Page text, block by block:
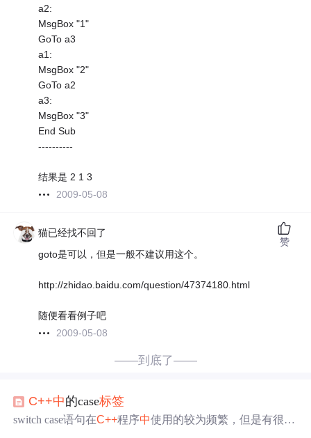
a2:
MsgBox "1"
GoTo a3
a1:
MsgBox "2"
GoTo a2
a3:
MsgBox "3"
End Sub
----------
结果是 2 1 3
2009-05-08
猫已经找不回了
goto是可以，但是一般不建议用这个。
http://zhidao.baidu.com/question/47374180.html
随便看看例子吧
2009-05-08
赞
——到底了——
C++中的case标签
switch case语句在C++程序中使用的较为频繁，但是有很多